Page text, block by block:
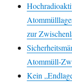
zur
Atommüll-
Kein